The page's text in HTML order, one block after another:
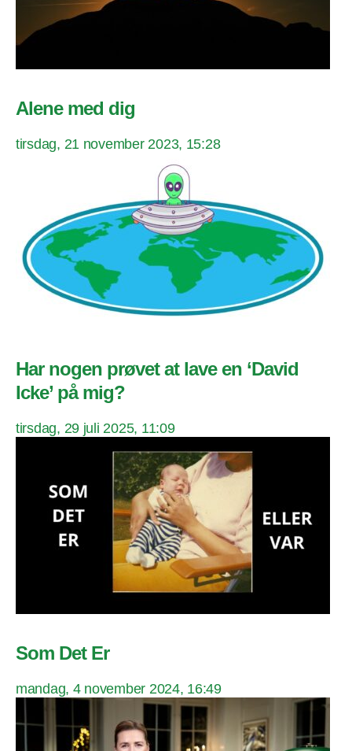
Alene med dig
tirsdag, 21 november 2023, 15:28
Har nogen prøvet at lave en ‘David
Icke’ på mig?
tirsdag, 29 juli 2025, 11:09
Som Det Er
mandag, 4 november 2024, 16:49